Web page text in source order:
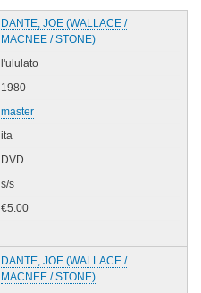
DANTE, JOE (WALLACE /
MACNEE / STONE)
l'ululato
1980
master
ita
DVD
s/s
€5.00
DANTE, JOE (WALLACE /
MACNEE / STONE)